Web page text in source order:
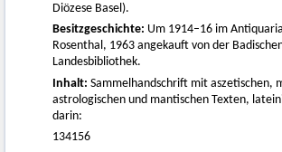
Diözese Basel).
Besitzgeschichte: Um 1914–16 im
Rosenthal, 1963 angekauft von der
Landesbibliothek.
Inhalt: Sammelhandschrift mit aszetischen,
astrologischen und mantischen Texten,
darin:
134156